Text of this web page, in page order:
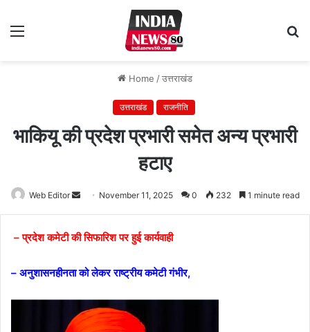
Home /उत्तराखंड
उत्तराखंड राजनीति
भाकियू की प्रदेश प्रभारी समेत अन्य प्रभारी
हटाए
Web Editor
Send
an
November 11, 2025 0 232 1 minute read
– प्रदेश कमेटी की सिफारिश पर हुई कार्यवाही
– अनुशासनहीनता को लेकर राष्ट्रीय कमेटी गंभीर,